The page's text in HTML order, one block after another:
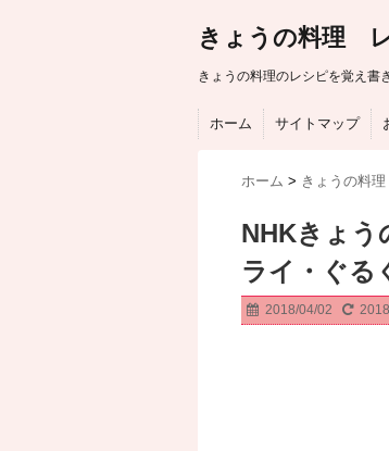
きょうの料理
きょうの料理のレシピを覚え書
ホーム サイトマップ
ホーム > きょうの料理
NHKきょう
ライ・ぐる
2018/04/02